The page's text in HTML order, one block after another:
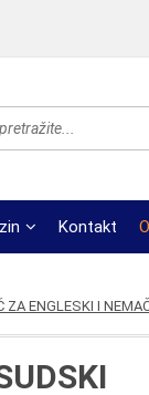
Kontakt
ENGLESKI I